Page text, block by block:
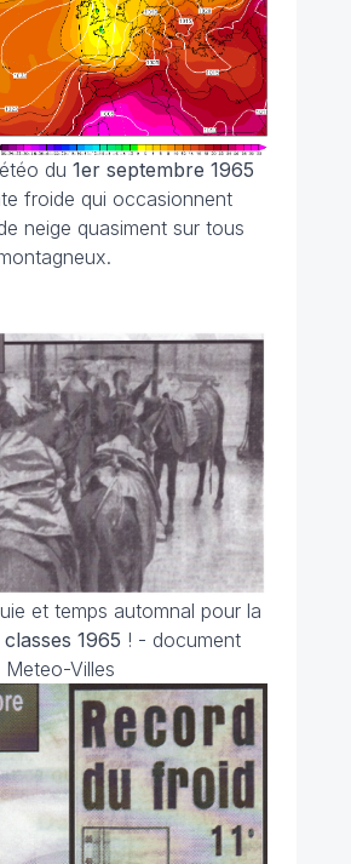
du 1er septembre 1965
froide qui occasionnent
neige quasiment sur tous
et temps automnal pour la
1965 ! - document
Meteo-Villes